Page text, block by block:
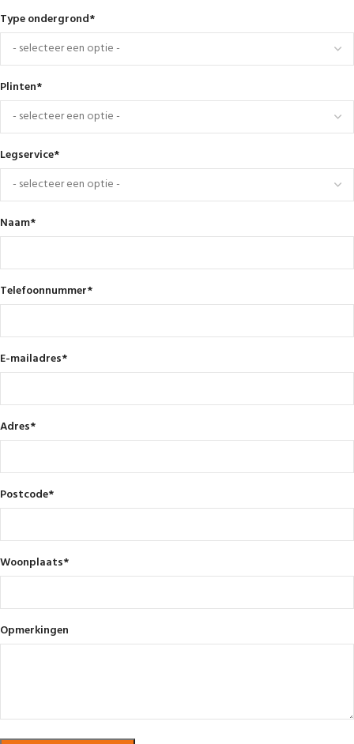
Type ondergrond*
Plinten*
Legservice*
Naam*
Telefoonnummer*
E-mailadres*
Adres*
Postcode*
Woonplaats*
Opmerkingen